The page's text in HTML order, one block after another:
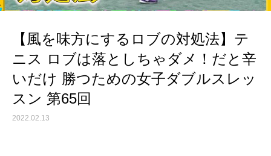
【風を味方にするロブの対処法】テ
ニス ロブは落としちゃダメ！だと辛
いだけ 勝つための女子ダブルスレッ
スン 第65回
2022.02.13